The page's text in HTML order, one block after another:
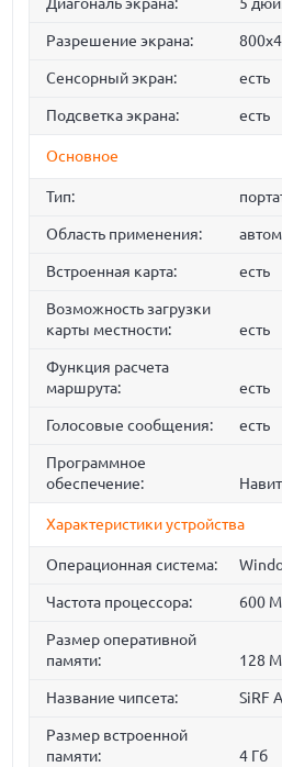
Диагональ экрана: 5
Разрешение экрана:
Сенсорный экран: есть
Подсветка экрана: есть
Основное
Тип:
Область применения:
Встроенная карта: есть
Возможность загрузки
карты местности:
есть
Функция расчета
маршрута:
есть
Голосовые сообщения: есть
Программное
обеспечение:
Характеристики устройства
Операционная система:
Частота процессора: 600
Размер оперативной
памяти:
128
Название чипсета: SiRF
Размер встроенной
памяти:
4 Гб